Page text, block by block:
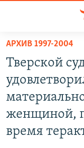
упрощенного
доступа
основному
содержанию
ПОДКАСТЫ
АВТОРСКИЕ
ЦИТАТЫ СВОБОДЫ
МНЕНИЯ
АРХИВ 1997-2004
Тверской
женщиной,
время